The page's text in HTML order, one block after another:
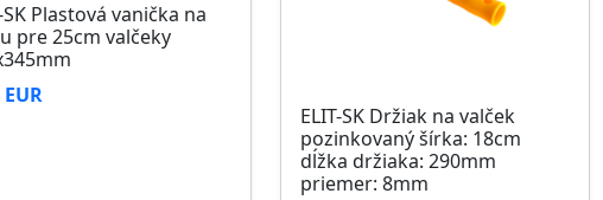
SK Plastová vanička na
pre 25cm valčeky
ELIT-SK Držiak na valček
pozinkovaný šírka: 18cm
dĺžka držiaka: 290mm
priemer: 8mm